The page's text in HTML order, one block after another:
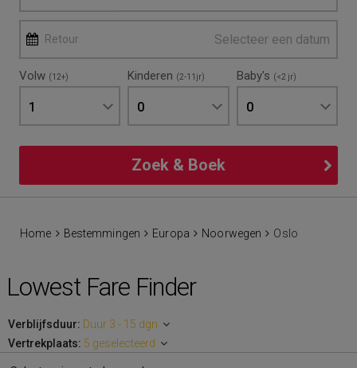
Retour Selecteer een datum
Volw (12+)
1
Kinderen (2-11jr)
0
Baby's (<2 jr)
0
Zoek & Boek
Home Bestemmingen Europa Noorwegen Oslo
Lowest Fare Finder
Verblijfsduur: Duur 3 - 15 dgn
Vertrekplaats: 5 geselecteerd